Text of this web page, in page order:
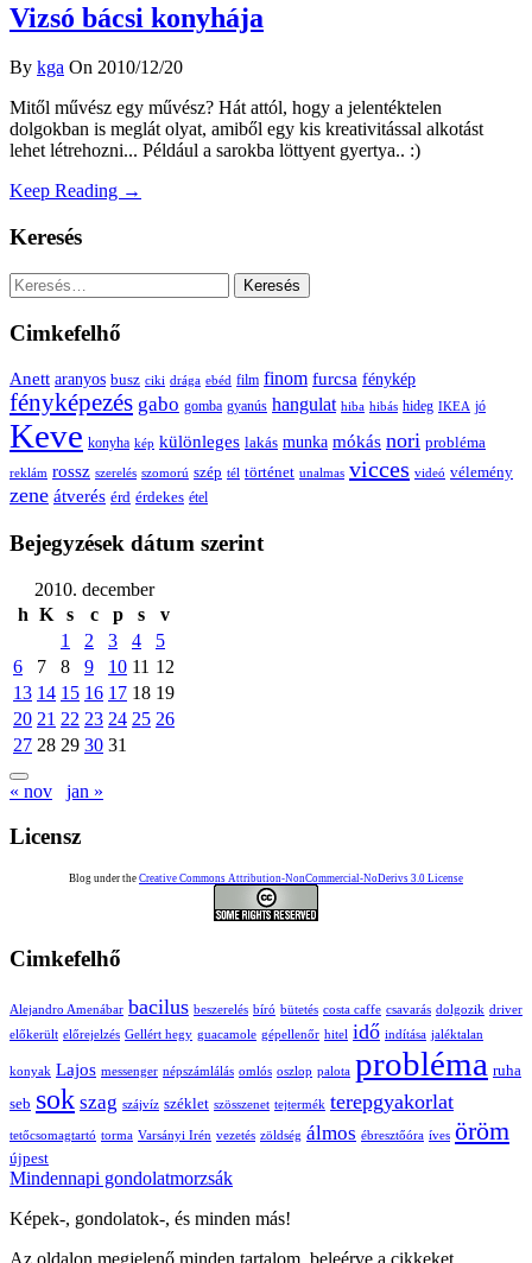
Vizsó bácsi konyhája
By kga On 2010/12/20
Mitől művész egy művész? Hát attól, hogy a jelentéktelen
dolgokban is meglát olyat, amiből egy kis kreativitással alkotást
lehet létrehozni... Például a sarokba löttyent gyertya.. :)
Keep Reading →
Keresés
Keresés:
Cimkefelhő
Anett aranyos busz ciki drága ebéd film finom furcsa fénykép
fényképezés gabo gomba gyanús hangulat hiba hibás hideg IKEA jó
Keve konyha kép különleges lakás munka mókás nori probléma
reklám rossz szerelés szomorú szép tél történet unalmas vicces videó vélemény
zene átverés érd érdekes étel
Bejegyzések dátum szerint
2010. december
h K s c p s
v
1
2 3 4
5
6
7 8 9 10 11 12
13 14 15 16 17 18 19
20 21 22 23 24 25 26
27 28 29 30 31
« nov jan »
Licensz
Blog under the Creative Commons Attribution-NonCommercial-NoDerivs 3.0 License
Cimkefelhő
Alejandro Amenábar bacilus beszerelés bíró bütetés costa caffe csavarás dolgozik driver
előkerült előrejelzés Gellért hegy guacamole gépellenőr hitel idő indítása jaléktalan
konyak Lajos messenger népszámlálás omlós oszlop palota probléma ruha
seb sok szag szájvíz széklet szösszenet tejtermék terepgyakorlat
tetőcsomagtartó torma Varsányi Irén vezetés zöldség álmos ébresztőóra íves öröm
újpest
Mindennapi gondolatmorzsák
Képek-, gondolatok-, és minden más!
Az oldalon megjelenő minden tartalom, beleérve a cikkeket,